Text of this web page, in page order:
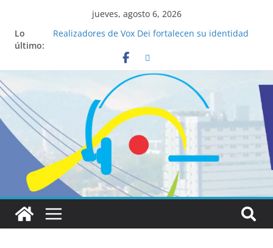
jueves, agosto 6, 2026
Lo
último:
Realizadores de Vox Dei fortalecen su identidad
La ciencia desvela los 5 secretos que tiene
fácilmente un católico para convertirse en
“Superancianos”
Pop Up Market atrae a cientos de visitantes y
dinamiza la economía local
Salud mental a la mesa: la importancia de
hablarlo en familia
Lo que tienen en común la nueva Película Toy
Story 5 y el Papa León XIV